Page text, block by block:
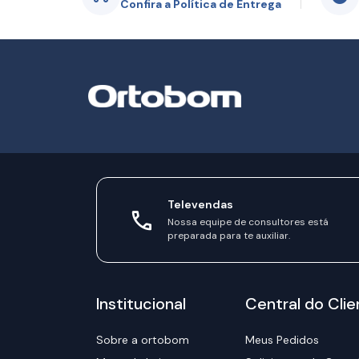
Confira a Política de Entrega
Televendas
Nossa equipe de consultores está
preparada para te auxiliar.
Institucional
Sobre a ortobom
Central do
Meus Pedidos